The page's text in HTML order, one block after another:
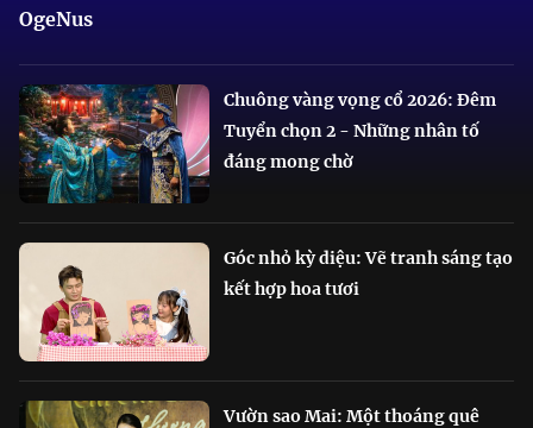
OgeNus
Chuông vàng vọng cổ 2026: Đêm
Tuyển chọn 2 - Những nhân tố
đáng mong chờ
Góc nhỏ kỳ diệu: Vẽ tranh sáng tạo
kết hợp hoa tươi
Vườn sao Mai: Một thoáng quê